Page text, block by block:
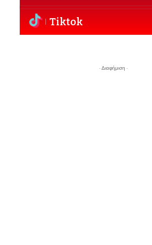
Tiktok
- Διαφήμιση -